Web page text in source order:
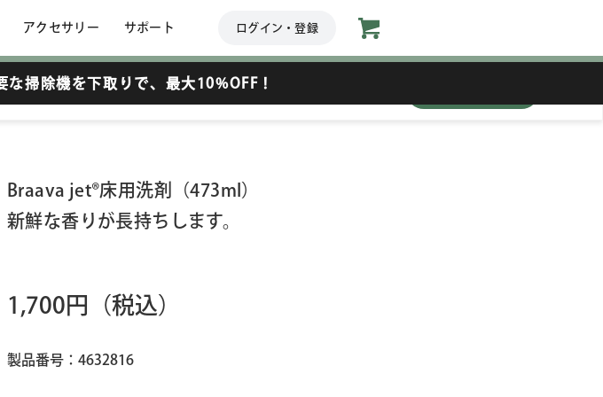
アクセサリー サポート ログイン・登録
な掃除機を下取りで、 最大10%OFF！
数量
Braava jet®床用洗剤（473ml）
新鮮な香りが長持ちします。
1,700円 （税込）
製品番号：4632816